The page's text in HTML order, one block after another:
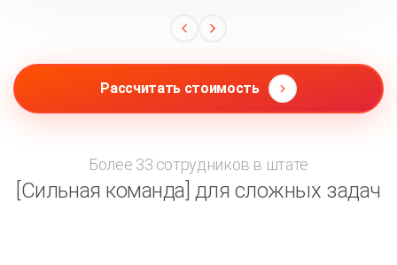
Рассчитать стоимость
Более 33 сотрудников в штате
[Сильная команда] для сложных задач